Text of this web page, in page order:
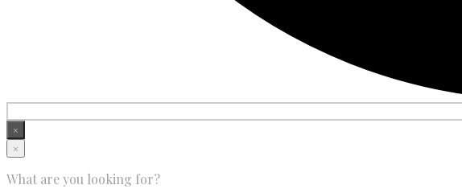
×
×
What are you looking for?